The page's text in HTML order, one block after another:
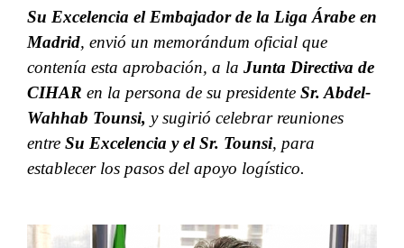
Su Excelencia el Embajador de la Liga Árabe en
Madrid, envió un memorándum oficial que
contenía esta aprobación, a la Junta Directiva de
CIHAR en la persona de su presidente Sr. Abdel-
Wahhab Tounsi, y sugirió celebrar reuniones
entre Su Excelencia y el Sr. Tounsi, para
establecer los pasos del apoyo logístico.